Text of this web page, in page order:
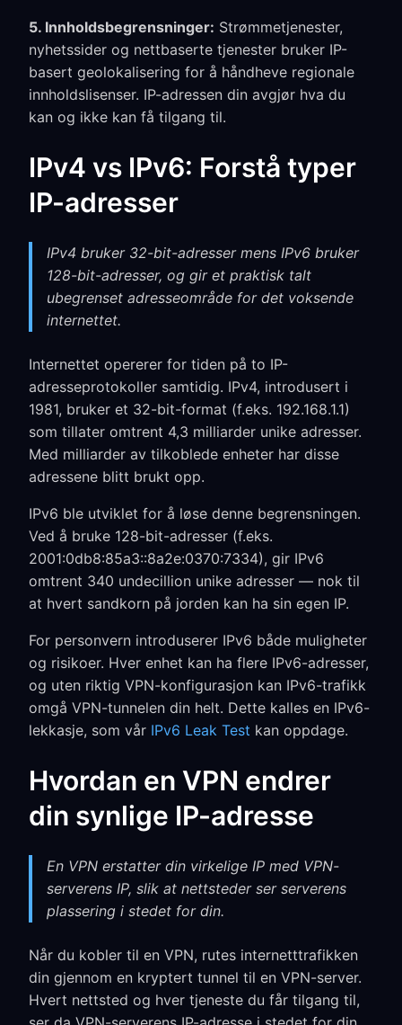
5. Innholdsbegrensninger: Strømmetjenester,
nyhetssider og nettbaserte tjenester bruker IP-
basert geolokalisering for å håndheve regionale
innholdslisenser. IP-adressen din avgjør hva du
kan og ikke kan få tilgang til.
IPv4 vs IPv6: Forstå typer
IP-adresser
IPv4 bruker 32-bit-adresser mens IPv6 bruker
128-bit-adresser, og gir et praktisk talt
ubegrenset adresseområde for det voksende
internettet.
Internettet opererer for tiden på to IP-
adresseprotokoller samtidig. IPv4, introdusert i
1981, bruker et 32-bit-format (f.eks. 192.168.1.1)
som tillater omtrent 4,3 milliarder unike adresser.
Med milliarder av tilkoblede enheter har disse
adressene blitt brukt opp.
IPv6 ble utviklet for å løse denne begrensningen.
Ved å bruke 128-bit-adresser (f.eks.
2001:0db8:85a3::8a2e:0370:7334), gir IPv6
omtrent 340 undecillion unike adresser — nok til
at hvert sandkorn på jorden kan ha sin egen IP.
For personvern introduserer IPv6 både muligheter
og risikoer. Hver enhet kan ha flere IPv6-adresser,
og uten riktig VPN-konfigurasjon kan IPv6-trafikk
omgå VPN-tunnelen din helt. Dette kalles en IPv6-
lekkasje, som vår IPv6 Leak Test kan oppdage.
Hvordan en VPN endrer
din synlige IP-adresse
En VPN erstatter din virkelige IP med VPN-
serverens IP, slik at nettsteder ser serverens
plassering i stedet for din.
Når du kobler til en VPN, rutes internetttrafikken
din gjennom en kryptert tunnel til en VPN-server.
Hvert nettsted og hver tjeneste du får tilgang til,